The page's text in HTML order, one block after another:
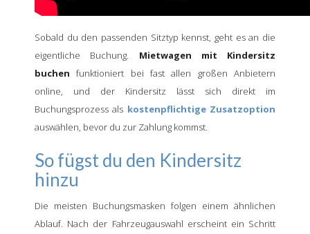
Sobald du den passenden Sitztyp kennst, geht es an die
eigentliche Buchung. Mietwagen mit Kindersitz
buchen funktioniert bei fast allen großen Anbietern
online, und der Kindersitz lässt sich direkt im
Buchungsprozess als kostenpflichtige Zusatzoption
auswählen, bevor du zur Zahlung kommst.
So fügst du den Kindersitz
hinzu
Die meisten Buchungsmasken folgen einem ähnlichen
Ablauf. Nach der Fahrzeugauswahl erscheint ein Schritt